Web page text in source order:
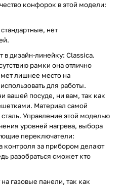
конфорок в этой модели:
нет
в дизайн-линейку: Classica.
рамки она отлично
лишнее место на
для работы.
вашей посуде, ни вам, так как
Материал самой
Управление этой моделью
уровней нагрева, выбора
переключатели:
контроля за прибором делают
разобраться сможет кто
газовые панели, так как